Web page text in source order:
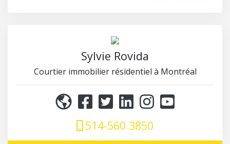
Sylvie Rovida
Courtier immobilier résidentiel à Montréal
514-560 3850